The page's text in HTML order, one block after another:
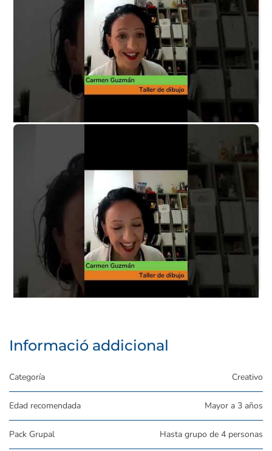
Informació addicional
Categoría Creativo
Edad recomendada Mayor a 3 años
Pack Grupal Hasta grupo de 4 personas